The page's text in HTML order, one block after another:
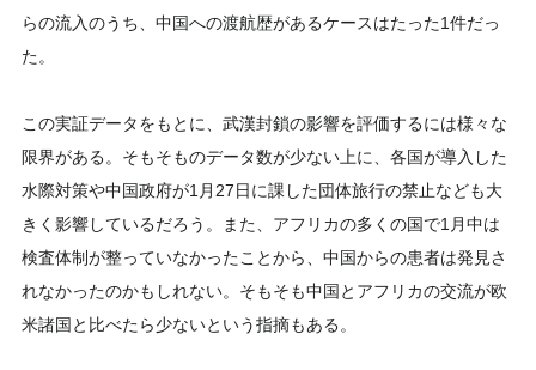
らの流入のうち、中国への渡航歴があるケースはたった1件だっ
た。
この実証データをもとに、武漢封鎖の影響を評価するには様々な
限界がある。そもそものデータ数が少ない上に、各国が導入した
水際対策や中国政府が1月27日に課した団体旅行の禁止なども大
きく影響しているだろう。また、アフリカの多くの国で1月中は
検査体制が整っていなかったことから、中国からの患者は発見さ
れなかったのかもしれない。そもそも中国とアフリカの交流が欧
米諸国と比べたら少ないという指摘もある。